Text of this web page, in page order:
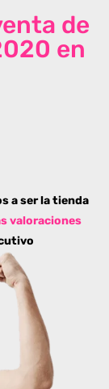
de
en
a ser la tienda
valoraciones